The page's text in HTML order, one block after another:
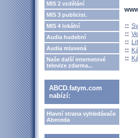
MIS 2 vzdělání
MIS 3 publicist.
MIS 4 lokální
Audia hudební
Audia mluvená
Naše další internetové
televize zdarma...
ABCD.fatym.com
nabízí:
Hlavní strana vyhledávače
Abeceda
::
::
::
::
::